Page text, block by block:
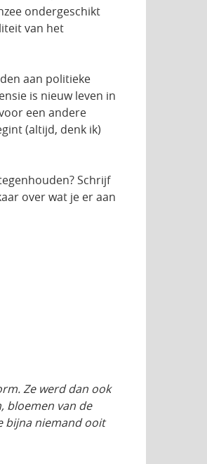
ondergeschikt
van het
aan politieke
is nieuw leven in
een andere
(altijd, denk ik)
Schrijf
over wat je er aan
Ze werd dan ook
bloemen van de
bijna niemand ooit